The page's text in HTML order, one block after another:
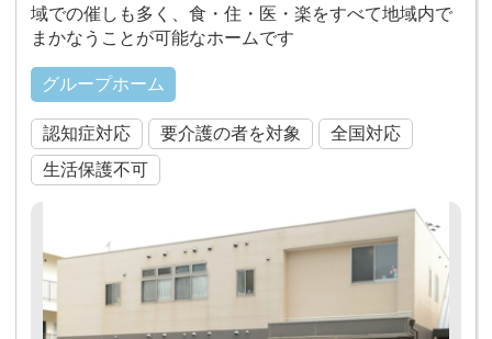
域での催しも多く、食・住・医・楽をすべて地域内で
まかなうことが可能なホームです
グループホーム
認知症対応 要介護の者を対象
全国対応
生活保護不可